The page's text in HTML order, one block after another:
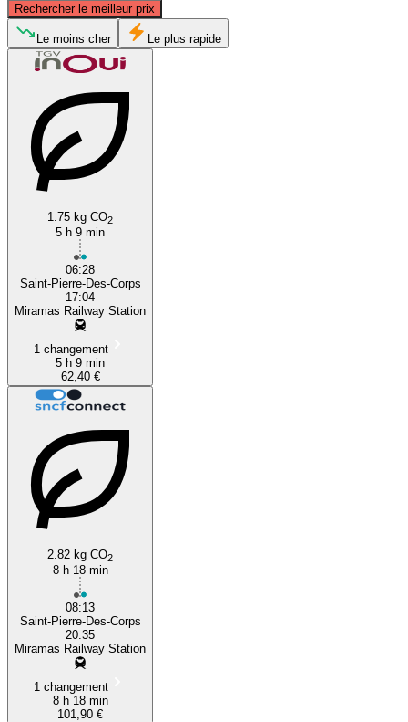
Rechercher le meilleur prix
Tours
Le moins cher Le plus rapide
1.75 kg CO2
5 h 9 min
06:28
Saint-Pierre-Des-Corps
17:04
Miramas Railway Station
1 changement
5 h 9 min
62,40 €
2.82 kg CO2
8 h 18 min
08:13
Saint-Pierre-Des-Corps
20:35
Miramas Railway Station
1 changement
8 h 18 min
101,90 €